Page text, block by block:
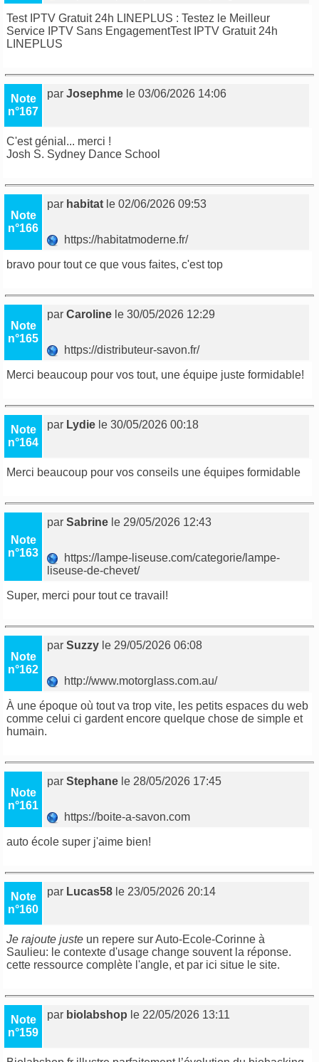
Test IPTV Gratuit 24h LINEPLUS : Testez le Meilleur
Service IPTV Sans EngagementTest IPTV Gratuit 24h
LINEPLUS
Note
n°167
parJosephme le 03/06/2026 14:06
C'est génial... merci !
Josh S. Sydney Dance School
Note
n°166
par habitat le 02/06/2026 09:53
https://habitatmoderne.fr/
bravo pour tout ce que vous faites, c'est top
Note
n°165
parCaroline le 30/05/2026 12:29
https://distributeur-savon.fr/
Merci beaucoup pour vos tout, une équipe juste formidable!
Note
n°164
par Lydie le 30/05/2026 00:18
Merci beaucoup pour vos conseils une équipes formidable
Note
n°163
parSabrine le 29/05/2026 12:43
https://lampe-liseuse.com/categorie/lampe-
liseuse-de-chevet/
Super, merci pour tout ce travail!
Note
n°162
parSuzzy le 29/05/2026 06:08
http://www.motorglass.com.au/
À une époque où tout va trop vite, les petits espaces du web
comme celui ci gardent encore quelque chose de simple et
humain.
Note
n°161
parStephane le 28/05/2026 17:45
https://boite-a-savon.com
auto école super j'aime bien!
Note
n°160
par Lucas58 le 23/05/2026 20:14
Je rajoute juste un repere sur Auto-Ecole-Corinne à
Saulieu: le contexte d'usage change souvent la réponse.
cette ressource complète l'angle, et par ici situe le site.
Note
n°159
par biolabshop le 22/05/2026 13:11